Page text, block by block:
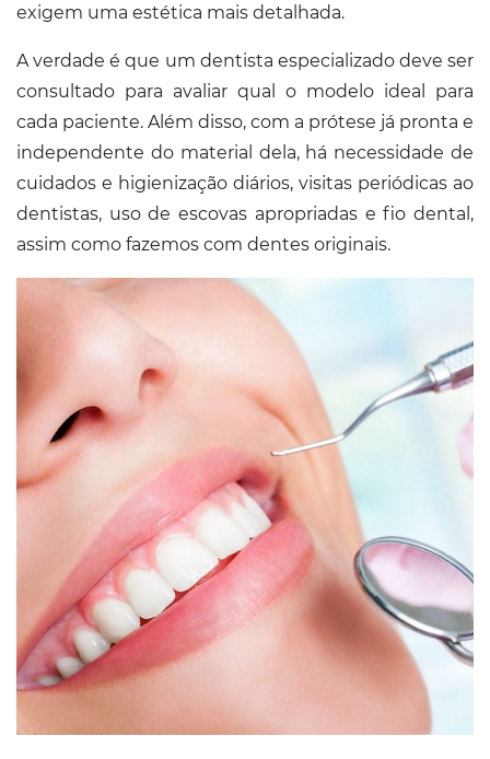
exigem uma estética mais detalhada.
A verdade é que um dentista especializado deve ser
consultado para avaliar qual o modelo ideal para
cada paciente. Além disso, com a prótese já pronta e
independente do material dela, há necessidade de
cuidados e higienização diários, visitas periódicas ao
dentistas, uso de escovas apropriadas e fio dental,
assim como fazemos com dentes originais.